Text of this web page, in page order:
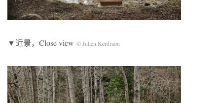
▼近景，Close view © Julien Kerdraon